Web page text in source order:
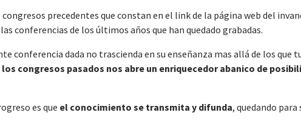
precedentes que constan en el link de la página web del
conferencias de los últimos años que han quedado grabadas.
conferencia dada no trascienda en su enseñanza mas allá de los
congresos pasados nos abre un enriquecedor abanico de
es que el conocimiento se transmita y difunda, quedando